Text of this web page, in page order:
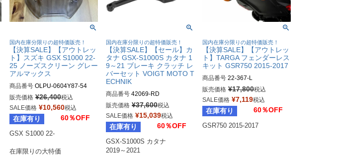
国内在庫分限りの超特価販売！
【決算SALE】【アウトレッ
ト】スズキ GSX S1000 22-
25 ノーズスクリーン グレー
アルマックス
商品番号 OLPU-0604Y87-54
販売価格 ¥26,400税込
SALE価格 ¥10,560税込
在庫有り 60％OFF
GSX S1000 22-
在庫限りの大特価
国内在庫分限りの超特価販売！
【決算SALE】【セール】カ
タナ GSX-S1000S カタナ 1
9～21 ブレーキ クラッチ レ
バーセット VOIGT MOTO T
ECHNIK
商品番号 42069-RD
販売価格 ¥37,600税込
SALE価格 ¥15,039税込
在庫有り 60％OFF
GSX-S1000S カタナ
2019～2021
国内在庫分限りの超特価販売！
【決算SALE】【アウトレッ
ト】TARGA フェンダーレス
キット GSR750 2015-2017
商品番号 22-367-L
DRAG型番：2030-1038
販売価格 ¥17,800税込
SALE価格 ¥7,119税込
在庫有り 60％OFF
GSR750 2015-2017